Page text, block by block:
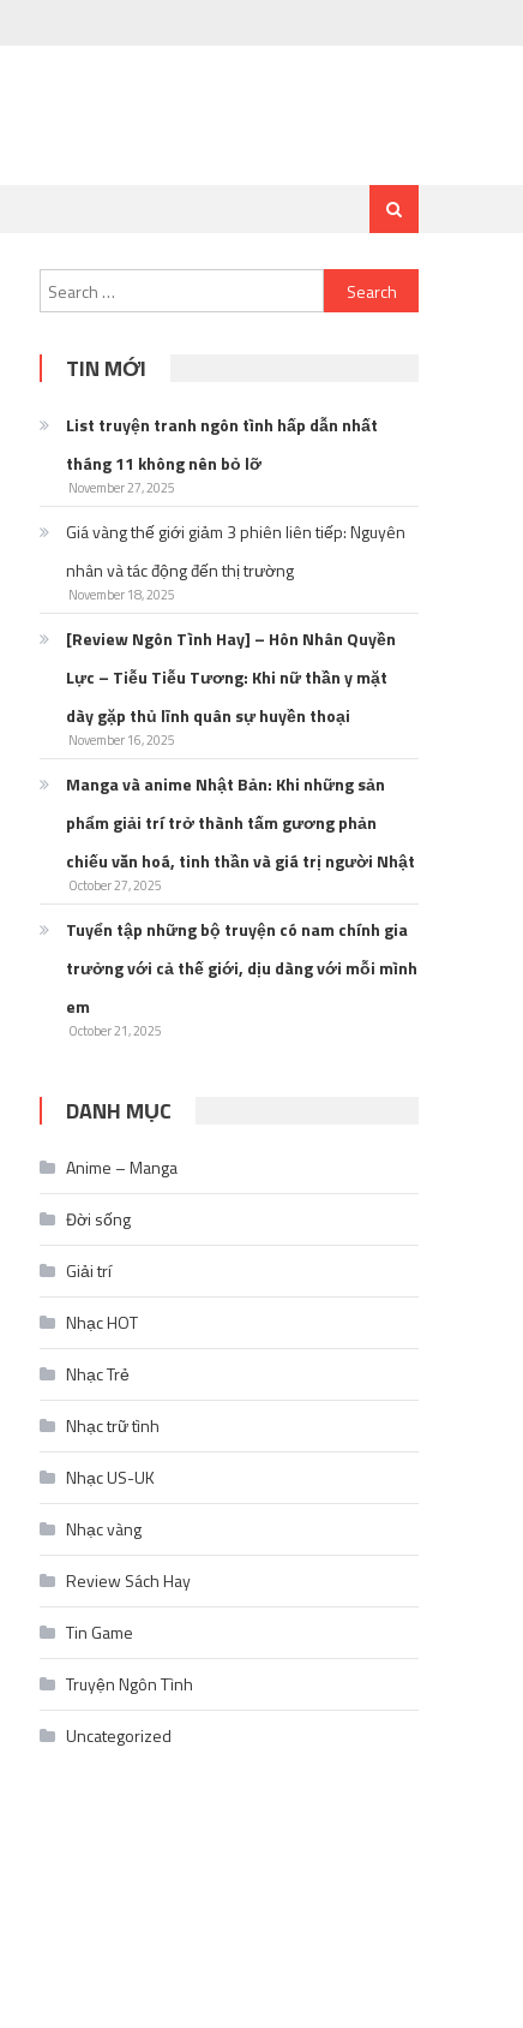
Search
for:
TIN MỚI
List truyện tranh ngôn tình hấp dẫn nhất
tháng 11 không nên bỏ lỡ
November 27, 2025
Giá vàng thế giới giảm 3 phiên liên tiếp: Nguyên
nhân và tác động đến thị trường
November 18, 2025
[Review Ngôn Tình Hay] – Hôn Nhân Quyền
Lực – Tiễu Tiễu Tương: Khi nữ thần y mặt
dày gặp thủ lĩnh quân sự huyền thoại
November 16, 2025
Manga và anime Nhật Bản: Khi những sản
phẩm giải trí trở thành tấm gương phản
chiếu văn hoá, tinh thần và giá trị người Nhật
October 27, 2025
Tuyển tập những bộ truyện có nam chính gia
trưởng với cả thế giới, dịu dàng với mỗi mình
em
October 21, 2025
DANH MỤC
Anime – Manga
Đời sống
Giải trí
Nhạc HOT
Nhạc Trẻ
Nhạc trữ tình
Nhạc US-UK
Nhạc vàng
Review Sách Hay
Tin Game
Truyện Ngôn Tình
Uncategorized